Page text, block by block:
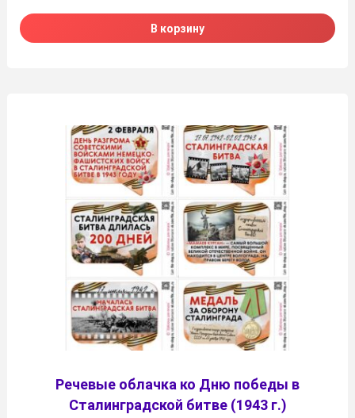
В корзину
Речевые облачка ко Дню победы в
Сталинградской битве (1943 г.)